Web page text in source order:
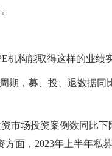
机构能取得这样的业绩
期，募、投、退数据同
市场投资案例数同比下
面，2023年上半年私